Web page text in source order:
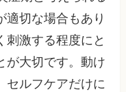
適切な場合もあり
刺激する程度にと
が大切です。動け
セルフケアだけに